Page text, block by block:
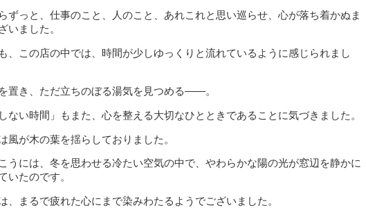
ずっと、仕事のこと、人のこと、あれこれと思い巡らせ、心が落ち着かぬま
いました。
、この店の中では、時間が少しゆっくりと流れているように感じられまし
置き、ただ立ちのぼる湯気を見つめる――。
しない時間」もまた、心を整える大切なひとときであることに気づきました。
風が木の葉を揺らしておりました。
うには、冬を思わせる冷たい空気の中で、やわらかな陽の光が窓辺を静かに
いたのです。
、まるで疲れた心にまで染みわたるようでございました。